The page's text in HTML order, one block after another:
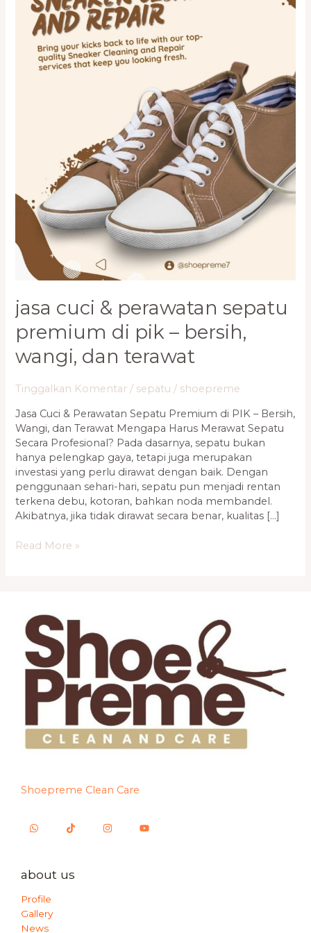
jasa cuci & perawatan sepatu
premium di pik – bersih,
wangi, dan terawat
Tinggalkan Komentar / sepatu / shoepreme
Jasa Cuci & Perawatan Sepatu Premium di PIK – Bersih,
Wangi, dan Terawat Mengapa Harus Merawat Sepatu
Secara Profesional? Pada dasarnya, sepatu bukan
hanya pelengkap gaya, tetapi juga merupakan
investasi yang perlu dirawat dengan baik. Dengan
penggunaan sehari-hari, sepatu pun menjadi rentan
terkena debu, kotoran, bahkan noda membandel.
Akibatnya, jika tidak dirawat secara benar, kualitas […]
Premium
PIK
Bersih,
Read More »
Shoepreme Clean Care
about us
Profile
Gallery
News